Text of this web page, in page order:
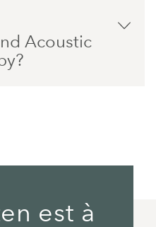
Acoustic
est à